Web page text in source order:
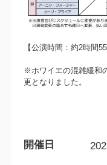
【公演時間：約2時間
※ホワイエの混雑緩和
更となりました。
開催日